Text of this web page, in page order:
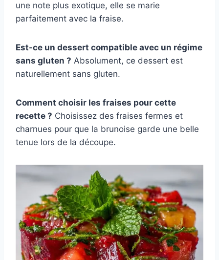
une note plus exotique, elle se marie
parfaitement avec la fraise.
Est-ce un dessert compatible avec un régime
sans gluten ? Absolument, ce dessert est
naturellement sans gluten.
Comment choisir les fraises pour cette
recette ? Choisissez des fraises fermes et
charnues pour que la brunoise garde une belle
tenue lors de la découpe.